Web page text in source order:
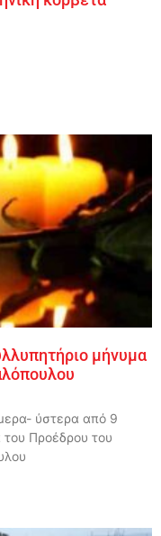
μήνυμα
ύστερα από 9
Προέδρου του